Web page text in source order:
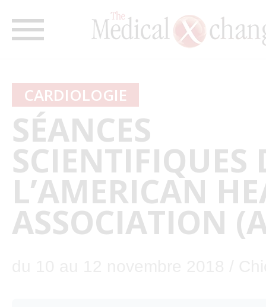
CARDIOLOGIE
SÉANCES
SCIENTIFIQUES
L’AMERICAN
ASSOCIATION